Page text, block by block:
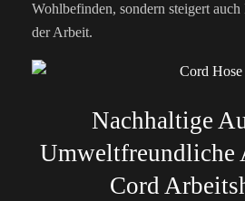
Wohlbefinden, sondern steigert
der Arbeit.
Nachhaltige
Umweltfreundliche
Cord